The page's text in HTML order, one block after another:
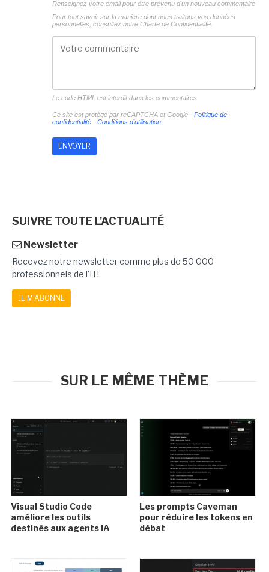
Renseignez votre email pour être prévenu d'un nouveau commentaire
Pour tout savoir sur la manière dont nous traitons vos données
personnelles, consultez notre Charte de Confidentialité.
Le code HTML est interdit dans les commentaires
Ce site est protégé par reCAPTCHA et Google - Politique de
confidentialité- Conditions d'utilisation
SUIVRE TOUTE L'ACTUALITÉ
Newsletter
Recevez notre newsletter comme plus de 50 000
professionnels de l'IT!
JE M'ABONNE
SUR LE MÊME THÈME
Visual Studio Code
améliore les outils
destinés aux agents IA
Les prompts Caveman
pour réduire les tokens en
débat